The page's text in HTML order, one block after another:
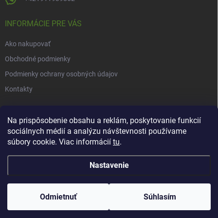
Na prispôsobenie obsahu a reklám, poskytovanie funkcií
sociálnych médií a analýzu návštevnosti používame
súbory cookie. Viac informácií tu.
Nastavenie
Odmietnuť Súhlasím
INFORMÁCIE PRE VÁS
Ako nakupovať
Obchodné podmienky
Podmienky ochrany osobných údajov
Kontakty
NOVINKY
Novinky v našom e-shope
Vytvoril Shoptet
Copyright 2026Herbarius. Všetky práva vyhradené.Upraviť nastavenie